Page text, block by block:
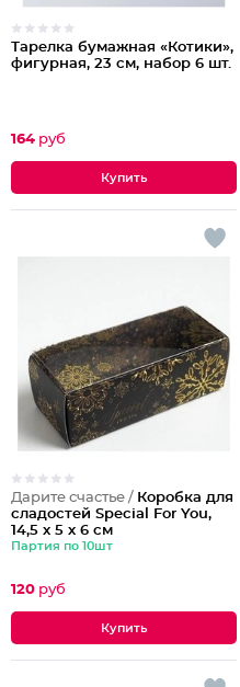
Тарелка бумажная «Котики»,
фигурная, 23 см, набор 6 шт.
164 руб
Дарите счастье / Коробка для
сладостей Special For You,
14,5 х 5 х 6 см
Партия по 10шт
120 руб